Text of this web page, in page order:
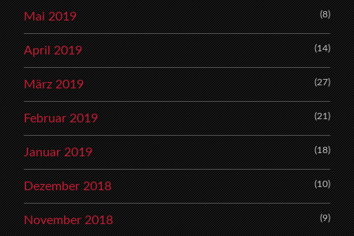
Mai 2019 (8)
April 2019 (14)
März 2019 (27)
Februar 2019 (21)
Januar 2019 (18)
Dezember 2018 (10)
November 2018 (9)